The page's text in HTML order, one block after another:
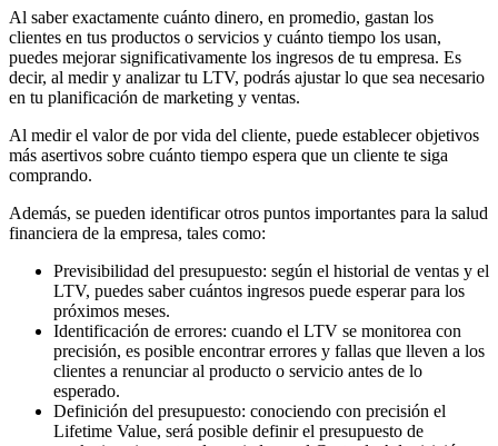
Al saber exactamente cuánto dinero, en promedio, gastan los
clientes en tus productos o servicios y cuánto tiempo los usan,
puedes mejorar significativamente los ingresos de tu empresa. Es
decir, al medir y analizar tu LTV, podrás ajustar lo que sea necesario
en tu planificación de marketing y ventas.
Al medir el valor de por vida del cliente, puede establecer objetivos
más asertivos sobre cuánto tiempo espera que un cliente te siga
comprando.
Además, se pueden identificar otros puntos importantes para la salud
financiera de la empresa, tales como:
Previsibilidad del presupuesto: según el historial de ventas y el
LTV, puedes saber cuántos ingresos puede esperar para los
próximos meses.
Identificación de errores: cuando el LTV se monitorea con
precisión, es posible encontrar errores y fallas que lleven a los
clientes a renunciar al producto o servicio antes de lo
esperado.
Definición del presupuesto: conociendo con precisión el
Lifetime Value, será posible definir el presupuesto de